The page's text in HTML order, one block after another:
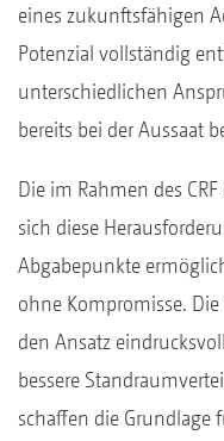
eines zukunftsfähigen
Potenzial vollständig
unterschiedlichen
bereits bei der Aussaat
Die im Rahmen des
sich diese
Abgabepunkte
ohne Kompromisse.
den Ansatz
bessere
schaffen die Grundlage